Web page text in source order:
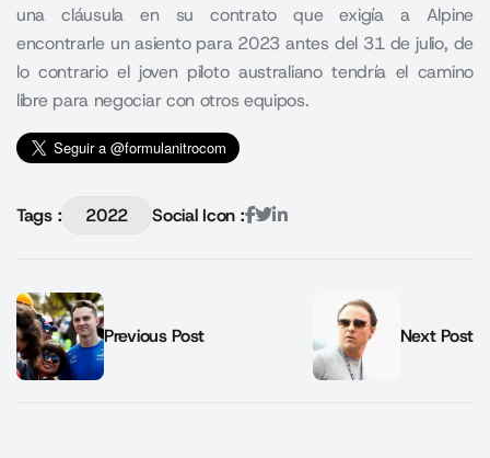
una cláusula en su contrato que exigía a Alpine
encontrarle un asiento para 2023 antes del 31 de julio, de
lo contrario el joven piloto australiano tendría el camino
libre para negociar con otros equipos.
Tags : 2022 Social Icon :
Previous Post Next Post